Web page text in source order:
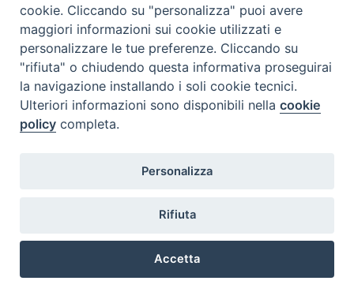
3
4 5 6 7 8
9
10
11 12 13 14 15
17
18 19 21
24 25 26 27 28 29 30
31 1
diaconato@seminario.milano.it
cookie. Cliccando su "personalizza" puoi avere
maggiori informazioni sui cookie utilizzati e
personalizzare le tue preferenze. Cliccando su
"rifiuta" o chiudendo questa informativa proseguirai
la navigazione installando i soli cookie tecnici.
Ulteriori informazioni sono disponibili nellacookie
policy completa.
Personalizza
Rifiuta
Accetta